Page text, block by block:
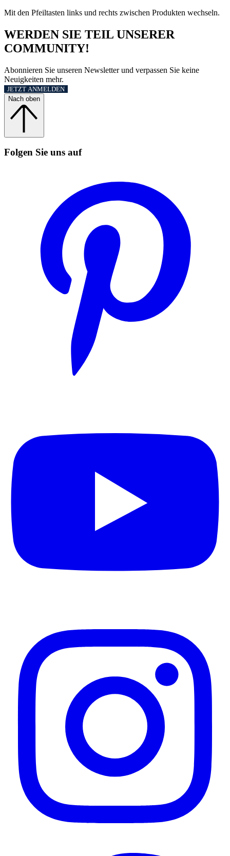
Mit den Pfeiltasten links und rechts zwischen Produkten wechseln.
WERDEN SIE TEIL UNSERER
COMMUNITY!
Abonnieren Sie unseren Newsletter und verpassen Sie keine
Neuigkeiten mehr.
JETZT ANMELDEN
Nach oben
Folgen Sie uns auf